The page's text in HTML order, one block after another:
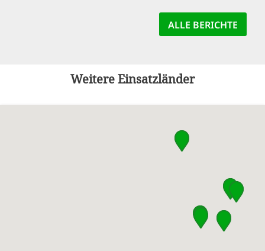
ALLE BERICHTE
Weitere Einsatzländer